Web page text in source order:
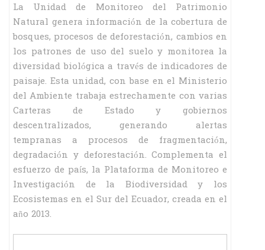
La Unidad de Monitoreo del Patrimonio
Natural genera información de la cobertura de
bosques, procesos de deforestación, cambios en
los patrones de uso del suelo y monitorea la
diversidad biológica a través de indicadores de
paisaje. Esta unidad, con base en el Ministerio
del Ambiente trabaja estrechamente con varias
Carteras de Estado y gobiernos
descentralizados, generando alertas
tempranas a procesos de fragmentación,
degradación y deforestación. Complementa el
esfuerzo de país, la Plataforma de Monitoreo e
Investigación de la Biodiversidad y los
Ecosistemas en el Sur del Ecuador, creada en el
año 2013.